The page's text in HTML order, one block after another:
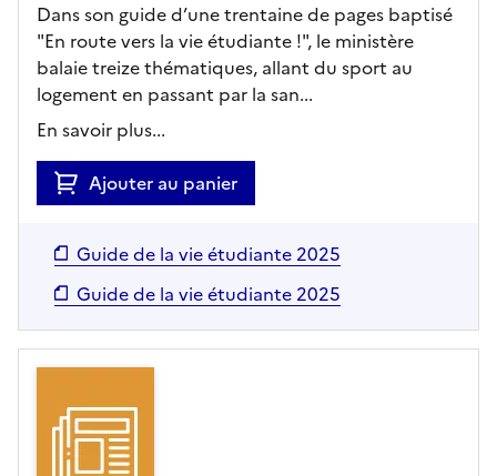
Dans son guide d’une trentaine de pages baptisé
"En route vers la vie étudiante !", le ministère
balaie treize thématiques, allant du sport au
logement en passant par la san...
En savoir plus...
Ajouter au panier
Guide de la vie étudiante 2025
Guide de la vie étudiante 2025